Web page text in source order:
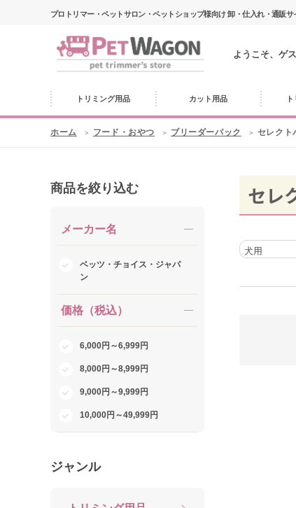
プロトリマー・ペットサロン・ペットショップ様向け 卸・仕入れ・通販サ
ようこそ、ゲ
トリミング用品 カット用品
ホーム フード・おやつ ブリーダーパック セレクト
商品を絞り込む
メーカー名
ベッツ・チョイス・ジャパ
ン
価格（税込）
6,000円～6,999円
8,000円～8,999円
9,000円～9,999円
10,000円～49,999円
ジャンル
セレ
犬用